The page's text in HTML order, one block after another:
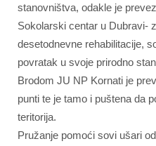
stanovništva, odakle je
Sokolarski centar u Dubravi-
desetodnevne rehabilitacije,
povratak u svoje prirodno
Brodom JU NP Kornati je
punti te je tamo i puštena da
teritorija.
Pružanje pomoći sovi ušari